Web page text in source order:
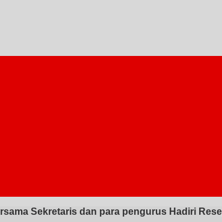
Sekretaris dan para pengurus Hadiri